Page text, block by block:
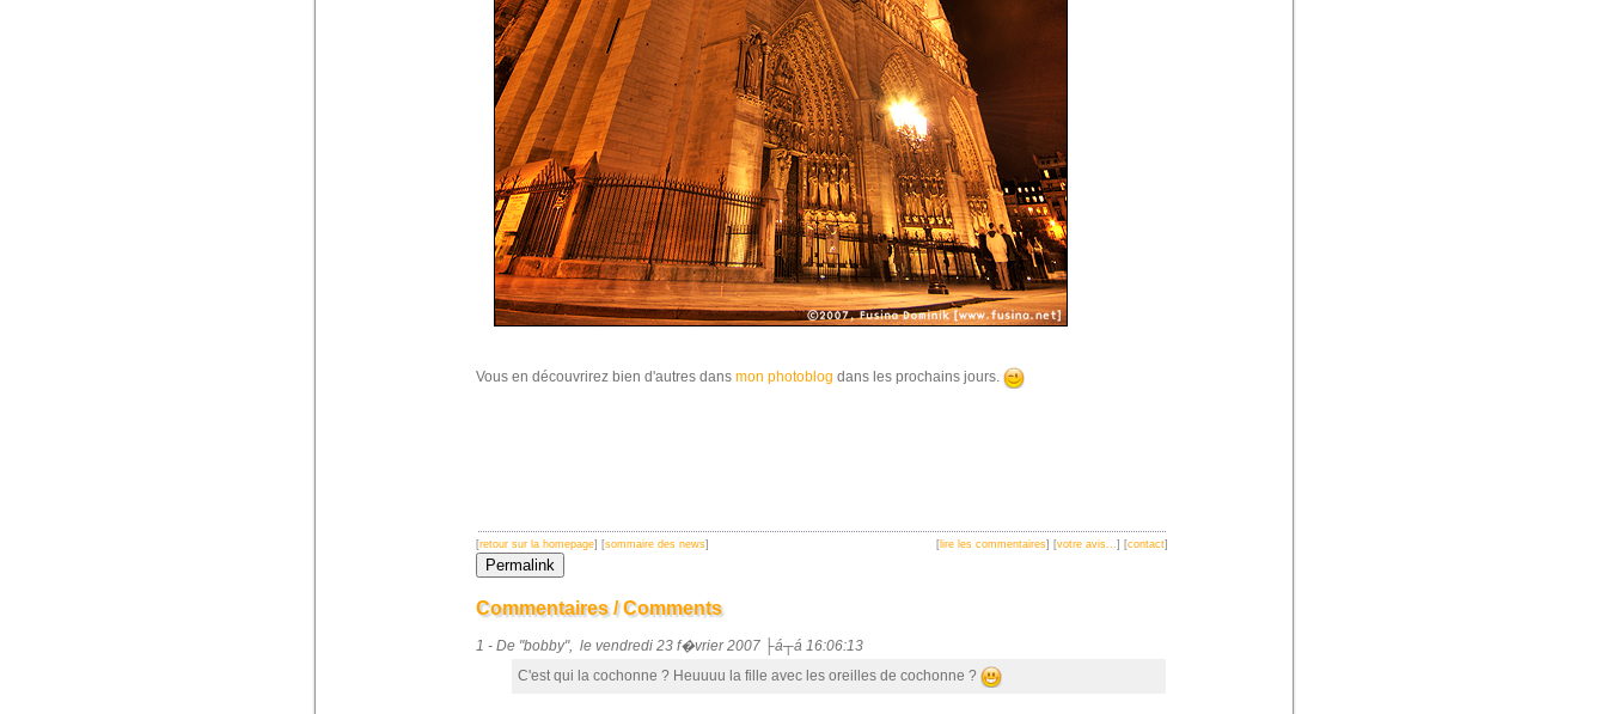
Vous en découvrirez bien d'autres dans mon photoblog dans les prochains jours.
[retour sur la homepage] [sommaire des news] [lire les commentaires] [votre avis...] [contact]
Commentaires / Comments
1 - De "bobby", le vendredi 23 f�vrier 2007 ├á┬á 16:06:13
C'est qui la cochonne ? Heuuuu la fille avec les oreilles de cochonne ?